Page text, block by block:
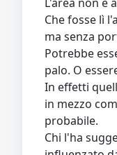
Che fosse lì
ma senza
Potrebbe
palo. O
In effetti
in mezzo
probabile.
Chi l'ha